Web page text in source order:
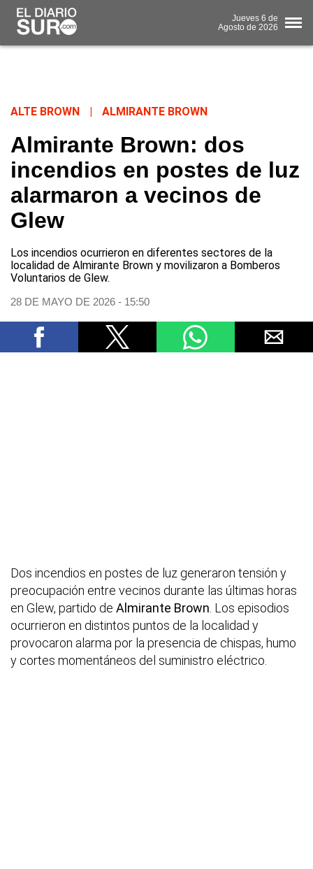
Jueves 6 de
Agosto de 2026
ALTE BROWN ALMIRANTE BROWN
Almirante Brown: dos
incendios en postes de luz
alarmaron a vecinos de
Glew
Los incendios ocurrieron en diferentes sectores de la
localidad de Almirante Brown y movilizaron a Bomberos
Voluntarios de Glew.
28 DE MAYO DE 2026 - 15:50
Dos incendios en postes de luz generaron tensión y
preocupación entre vecinos durante las últimas horas
en Glew, partido de Almirante Brown. Los episodios
ocurrieron en distintos puntos de la localidad y
provocaron alarma por la presencia de chispas, humo
y cortes momentáneos del suministro eléctrico.